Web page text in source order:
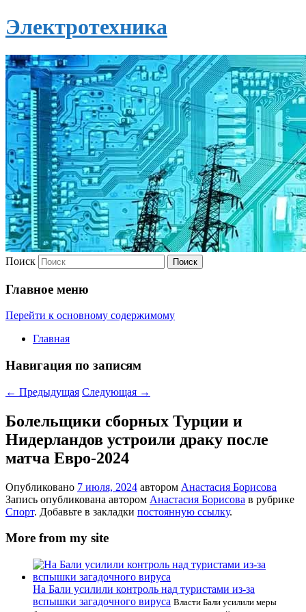
Электротехника
Поиск
Главное меню
Перейти к основному содержимому
Главная
Навигация по записям
← Предыдущая Следующая →
Болельщики сборных Турции и
Нидерландов устроили драку после
матча Евро-2024
Опубликовано 7 июля, 2024 автором Анастасия Борисова
Запись опубликована автором Анастасия Борисова в рубрике
Спорт. Добавьте в закладки постоянную ссылку.
More from my site
На Бали усилили контроль над туристами из-за
вспышки загадочного вируса Власти Бали усилили меры